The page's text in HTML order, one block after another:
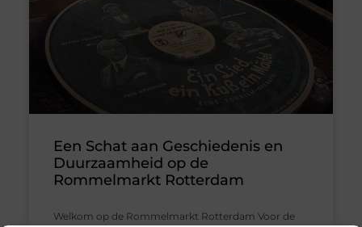
Een Schat aan Geschiedenis en
Duurzaamheid op de
Rommelmarkt Rotterdam
Welkom op de Rommelmarkt Rotterdam Voor de